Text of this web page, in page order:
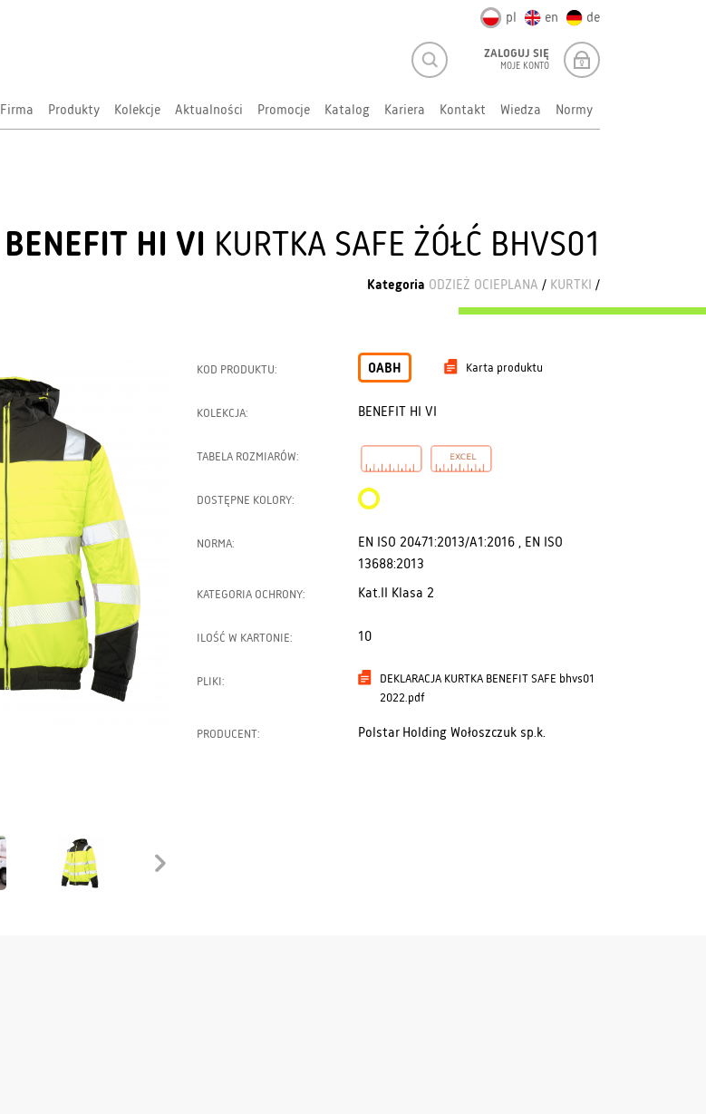
pl en de
ZALOGUJ SIĘ
MOJE KONTO
Firma Produkty Kolekcje Aktualności Promocje Katalog Kariera Kontakt Wiedza Normy
BENEFIT HI VI KURTKA SAFE ŻÓŁĆ BHVS01
Kategoria ODZIEŻ OCIEPLANA / KURTKI /
KOD PRODUKTU: OABH Karta produktu
KOLEKCJA: BENEFIT HI VI
TABELA ROZMIARÓW:
DOSTĘPNE KOLORY:
NORMA:
EN ISO 20471:2013/A1:2016 , EN ISO
13688:2013
KATEGORIA OCHRONY: Kat.II Klasa 2
ILOŚĆ W KARTONIE: 10
PLIKI:
DEKLARACJA KURTKA BENEFIT SAFE bhvs01
2022.pdf
PRODUCENT: Polstar Holding Wołoszczuk sp.k.